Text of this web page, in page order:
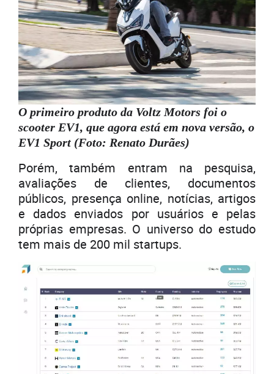
O primeiro produto da Voltz Motors foi o
scooter EV1, que agora está em nova versão, o
EV1 Sport (Foto: Renato Durães)
Porém, também entram na pesquisa,
avaliações de clientes, documentos
públicos, presença online, notícias, artigos
e dados enviados por usuários e pelas
próprias empresas. O universo do estudo
tem mais de 200 mil startups.